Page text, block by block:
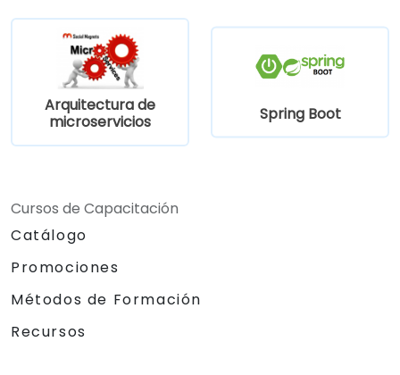
Arquitectura de
microservicios
Spring Boot
Cursos de Capacitación
Catálogo
Promociones
Métodos de Formación
Recursos